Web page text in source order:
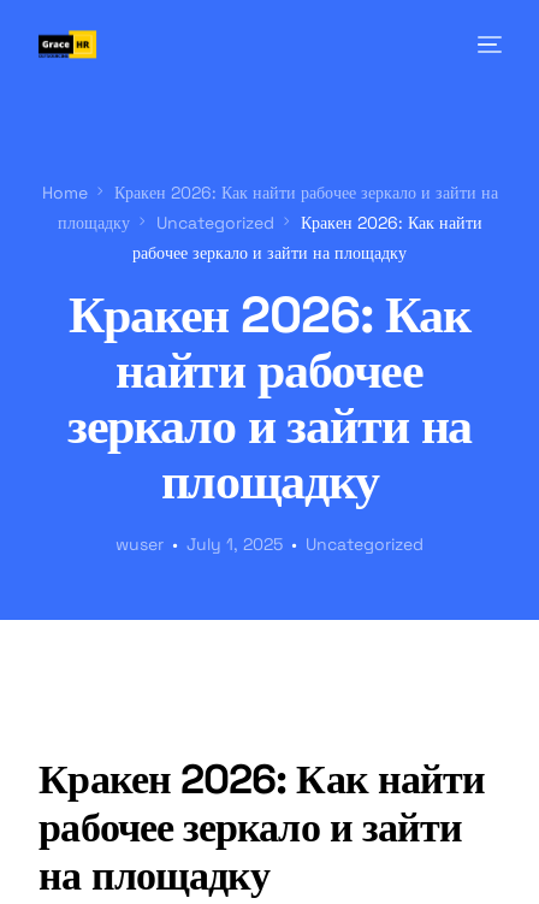
Home
Кракен 2026: Как найти рабочее зеркало и зайти на
площадку
Uncategorized
Кракен 2026: Как найти
рабочее зеркало и зайти на площадку
Кракен 2026: Как
найти рабочее
зеркало и зайти на
площадку
wuser July 1, 2025 Uncategorized
Кракен 2026: Как найти
рабочее зеркало и зайти
на площадку